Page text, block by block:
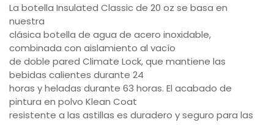
La botella Insulated Classic de 20 oz se basa en
nuestra
clásica botella de agua de acero inoxidable,
combinada con aislamiento al vacío
de doble pared Climate Lock, que mantiene las
bebidas calientes durante 24
horas y heladas durante 63 horas. El acabado de
pintura en polvo Klean Coat
resistente a las astillas es duradero y seguro para las